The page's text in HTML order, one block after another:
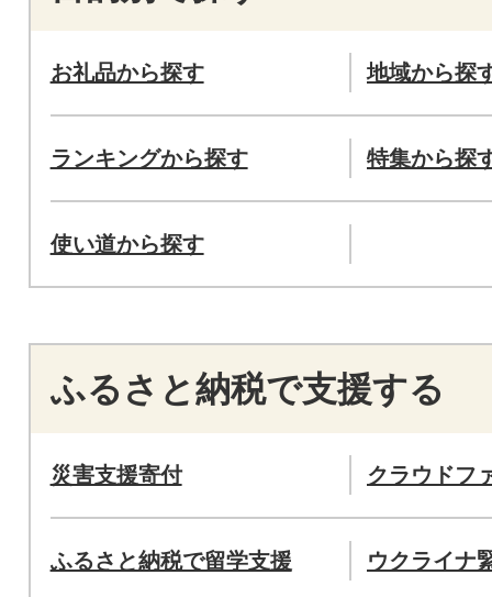
お礼品から探す 地域から探
ランキングから探す 特集から探
使い道から探す
ふるさと納税で支援する
災害支援寄付 クラウドフ
ふるさと納税で留学支援 ウクライナ